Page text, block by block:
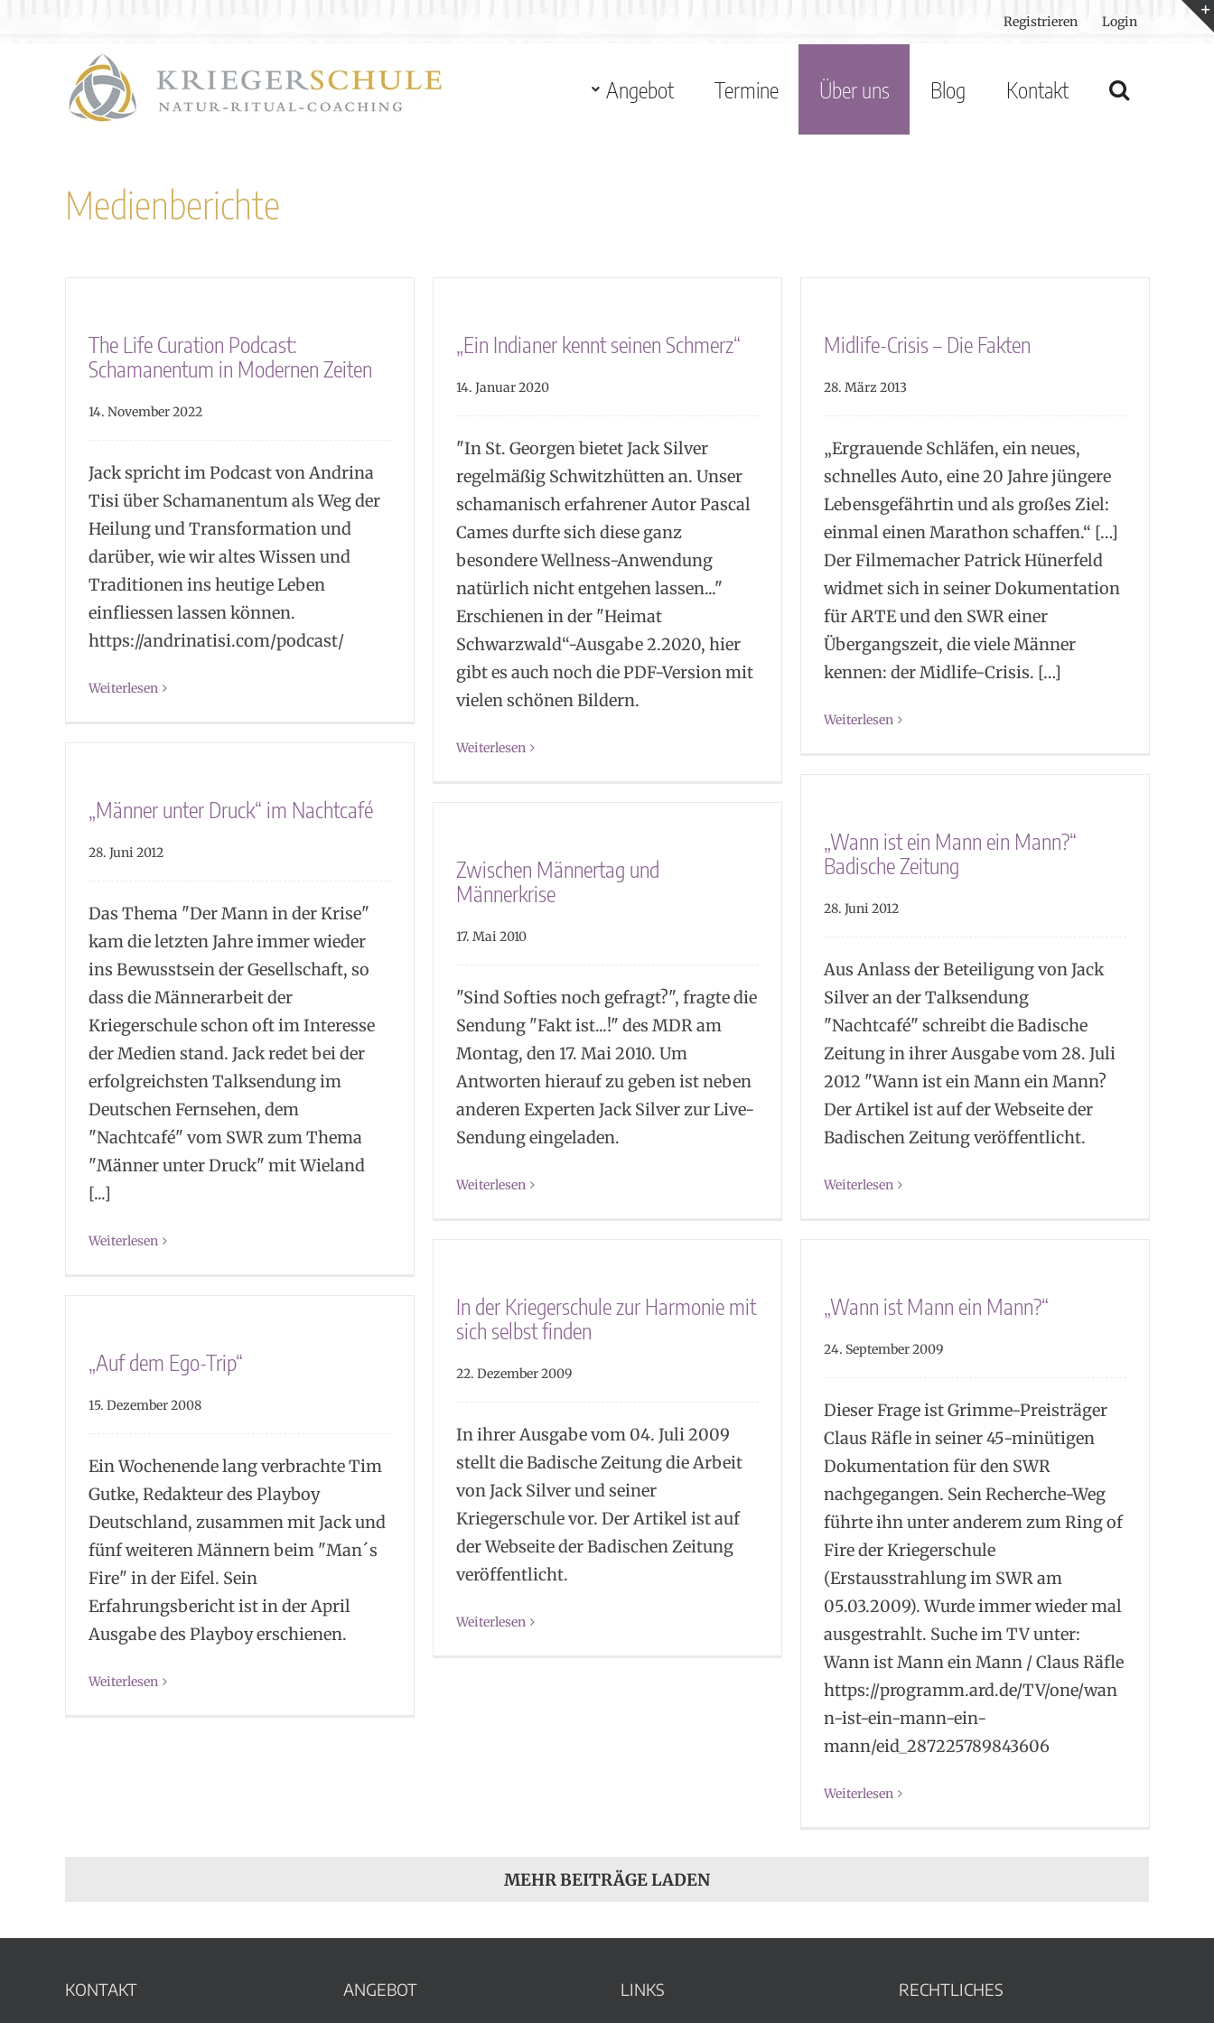
Registrieren Login
Angebot Termine Über uns Blog Kontakt
Medienberichte
The Life Curation Podcast:
Schamanentum in Modernen Zeiten
14. November 2022
Jack spricht im Podcast von Andrina
Tisi über Schamanentum als Weg der
Heilung und Transformation und
darüber, wie wir altes Wissen und
Traditionen ins heutige Leben
einfliessen lassen können.
https://andrinatisi.com/podcast/
Weiterlesen
„Ein Indianer kennt seinen Schmerz“
14. Januar 2020
"In St. Georgen bietet Jack Silver
regelmäßig Schwitzhütten an. Unser
schamanisch erfahrener Autor Pascal
Cames durfte sich diese ganz
besondere Wellness-Anwendung
natürlich nicht entgehen lassen..."
Erschienen in der "Heimat
Schwarzwald“-Ausgabe 2.2020, hier
gibt es auch noch die PDF-Version mit
vielen schönen Bildern.
Weiterlesen
Midlife-Crisis – Die Fakten
28. März 2013
„Ergrauende Schläfen, ein neues,
schnelles Auto, eine 20 Jahre jüngere
Lebensgefährtin und als großes Ziel:
einmal einen Marathon schaffen.“ […]
Der Filmemacher Patrick Hünerfeld
widmet sich in seiner Dokumentation
für ARTE und den SWR einer
Übergangszeit, die viele Männer
kennen: der Midlife-Crisis. […]
Weiterlesen
„Männer unter Druck“ im Nachtcafé
28. Juni 2012
Das Thema "Der Mann in der Krise"
kam die letzten Jahre immer wieder
ins Bewusstsein der Gesellschaft, so
dass die Männerarbeit der
Kriegerschule schon oft im Interesse
der Medien stand. Jack redet bei der
erfolgreichsten Talksendung im
Deutschen Fernsehen, dem
"Nachtcafé" vom SWR zum Thema
"Männer unter Druck" mit Wieland
[...]
Weiterlesen
„Wann ist ein Mann ein Mann?“
Badische Zeitung
28. Juni 2012
Aus Anlass der Beteiligung von Jack
Silver an der Talksendung
"Nachtcafé" schreibt die Badische
Zeitung in ihrer Ausgabe vom 28. Juli
2012 "Wann ist ein Mann ein Mann?
Der Artikel ist auf der Webseite der
Badischen Zeitung veröffentlicht.
Weiterlesen
Zwischen Männertag und
Männerkrise
17. Mai 2010
"Sind Softies noch gefragt?", fragte die
Sendung "Fakt ist...!" des MDR am
Montag, den 17. Mai 2010. Um
Antworten hierauf zu geben ist neben
anderen Experten Jack Silver zur Live-
Sendung eingeladen.
Weiterlesen
In der Kriegerschule zur Harmonie mit
sich selbst finden
22. Dezember 2009
In ihrer Ausgabe vom 04. Juli 2009
stellt die Badische Zeitung die Arbeit
von Jack Silver und seiner
Kriegerschule vor. Der Artikel ist auf
der Webseite der Badischen Zeitung
veröffentlicht.
Weiterlesen
„Wann ist Mann ein Mann?“
24. September 2009
Dieser Frage ist Grimme-Preisträger
Claus Räfle in seiner 45-minütigen
Dokumentation für den SWR
nachgegangen. Sein Recherche-Weg
führte ihn unter anderem zum Ring of
Fire der Kriegerschule
(Erstausstrahlung im SWR am
05.03.2009). Wurde immer wieder mal
ausgestrahlt. Suche im TV unter:
Wann ist Mann ein Mann / Claus Räfle
https://programm.ard.de/TV/one/wan
n-ist-ein-mann-ein-
mann/eid_287225789843606
Weiterlesen
„Auf dem Ego-Trip“
15. Dezember 2008
Ein Wochenende lang verbrachte Tim
Gutke, Redakteur des Playboy
Deutschland, zusammen mit Jack und
fünf weiteren Männern beim "Man´s
Fire" in der Eifel. Sein
Erfahrungsbericht ist in der April
Ausgabe des Playboy erschienen.
Weiterlesen
MEHR BEITRÄGE LADEN
KONTAKT ANGEBOT LINKS RECHTLICHES